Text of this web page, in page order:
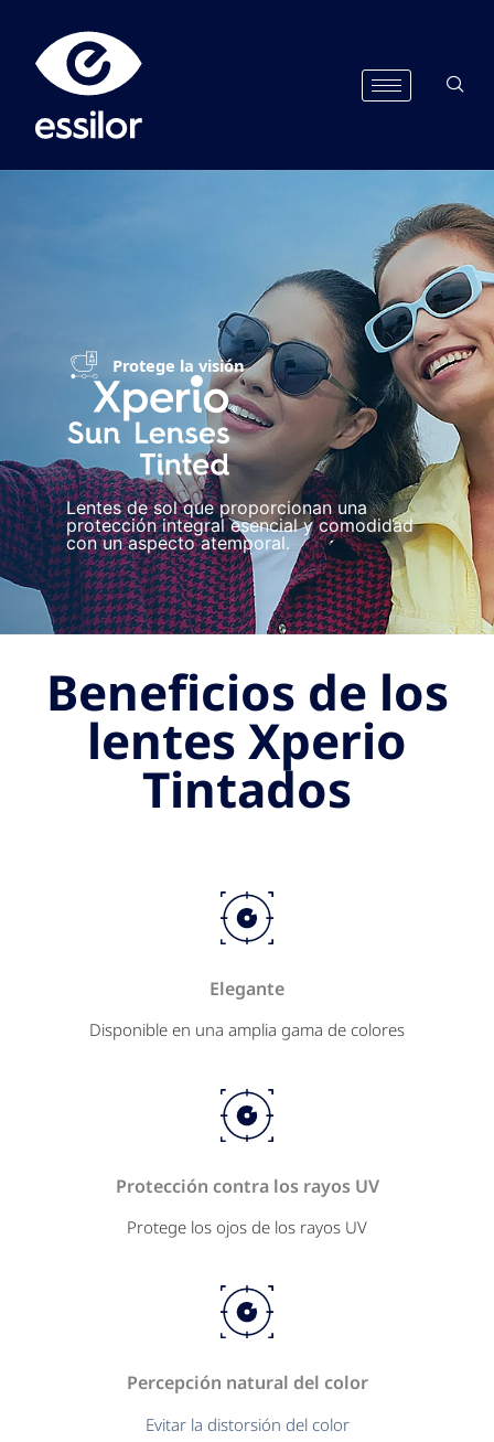
Lentes de sol que proporcionan una
protección integral esencial y comodidad
con un aspecto atemporal.
Beneficios de los
lentes Xperio
Tintados
Elegante
Disponible en una amplia gama de colores
Protección contra los rayos UV
Protege los ojos de los rayos UV
Percepción natural del color
Evitar la distorsión del color